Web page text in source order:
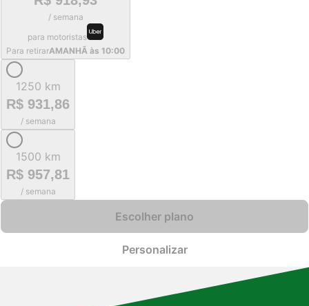
/ semana
para motoristas
Para retirarAMANHÃ às 10:00
1250 km
R$ 931,86
/ semana
1500 km
R$ 957,81
/ semana
Escolher plano
Personalizar